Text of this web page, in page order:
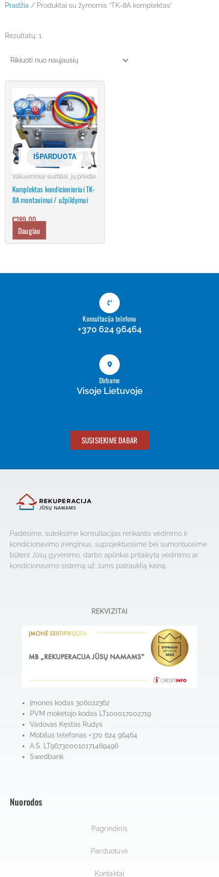
Pradžia / Produktai su žymomis “TK-8A komplektas”
Rezultatų: 1
IŠPARDUOTA
Vakuuminiai siurbliai, jų priedai
Komplektas kondicionieriui TK-
8A montavimui / užpildymui
€289.00
Daugiau
Konsultacija telefonu
+370 624 96464
Dirbame
Visoje Lietuvoje
SUSISIEKIME DABAR
Padėsime, suteiksime konsultacijas renkantis vėdinimo ir
kondicionavimo įrenginius, suprojektuosime bei sumontuosime
būtent Jūsų gyvenimo, darbo aplinkai pritaikytą vėdinimo ar
kondicionavimo sistemą už Jums patrauklią kainą.
REKVIZITAI
Įmonės kodas 306022362
PVM mokėtojo kodas LT100017002719
Vadovas Kęstas Rudys
Mobilus telefonas +370 624 96464
A.S. LT967300010171469496
Swedbank
Nuorodos
Pagrindinis
Parduotuvė
Kontaktai